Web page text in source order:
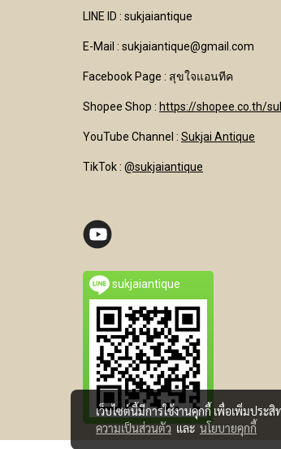
LINE ID : sukjaiantique
E-Mail : sukjaiantique@gmail.com
Facebook Page : สุขใจแอนทีค
Shopee Shop : https://shopee.co.th/
YouTube Channel : Sukjai Antique
TikTok : @sukjaiantique
sukjaiantique
เว็บไซต์นี้มีการใช้งานคุกกี้ เพื่อเพิ่มประ
ความเป็นส่วนตัวและนโยบายคุกกี้